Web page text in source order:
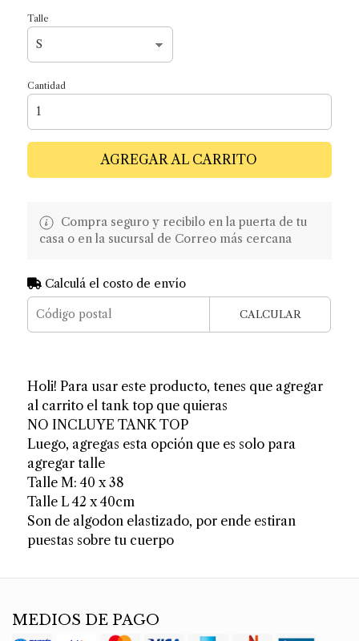
Talle
Cantidad
AGREGAR AL CARRITO
Compra seguro y recibilo en la puerta de tu
casa o en la sucursal de Correo más cercana
Calculá el costo de envío
CALCULAR
Holi! Para usar este producto, tenes que agregar
al carrito el tank top que quieras
NO INCLUYE TANK TOP
Luego, agregas esta opción que es solo para
agregar talle
Talle M: 40 x 38
Talle L 42 x 40cm
Son de algodon elastizado, por ende estiran
puestas sobre tu cuerpo
MEDIOS DE PAGO